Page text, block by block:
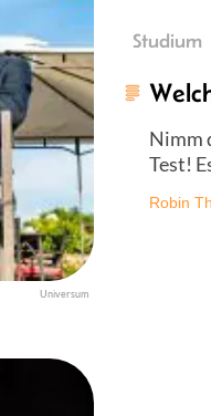
Universum
Studium
Nimm
Test!
Robin